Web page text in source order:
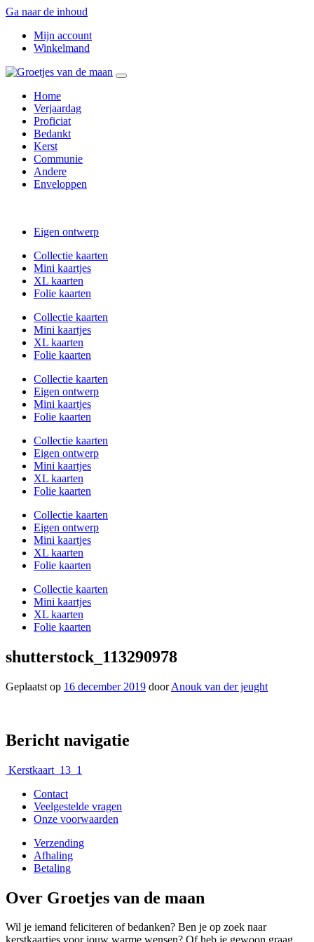
Ga naar de inhoud
Mijn account
Winkelmand
Home
Verjaardag
Proficiat
Bedankt
Kerst
Communie
Andere
Enveloppen
Eigen ontwerp
Collectie kaarten
Mini kaartjes
XL kaarten
Folie kaarten
Collectie kaarten
Mini kaartjes
XL kaarten
Folie kaarten
Collectie kaarten
Eigen ontwerp
Mini kaartjes
Folie kaarten
Collectie kaarten
Eigen ontwerp
Mini kaartjes
XL kaarten
Folie kaarten
Collectie kaarten
Eigen ontwerp
Mini kaartjes
XL kaarten
Folie kaarten
Collectie kaarten
Mini kaartjes
XL kaarten
Folie kaarten
shutterstock_113290978
Geplaatst op 16 december 2019 door Anouk van der jeught
Bericht navigatie
Kerstkaart_13_1
Contact
Veelgestelde vragen
Onze voorwaarden
Verzending
Afhaling
Betaling
Over Groetjes van de maan
Wil je iemand feliciteren of bedanken? Ben je op zoek naar